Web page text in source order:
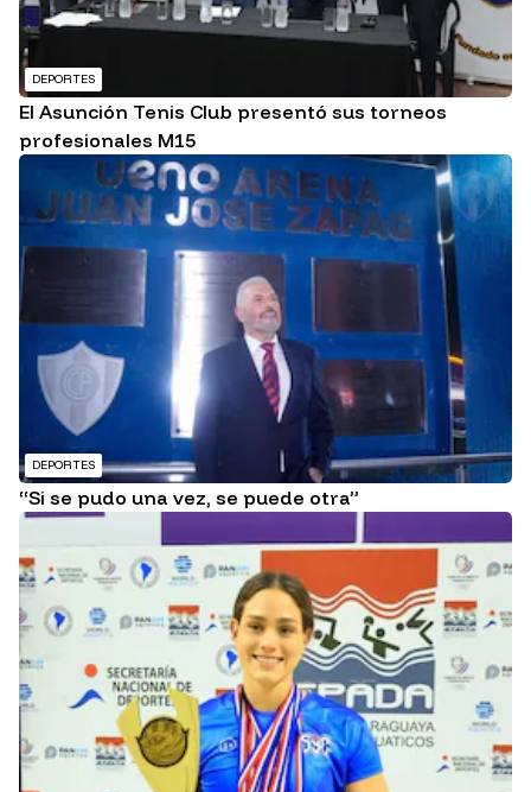
DEPORTES
El Asunción Tenis Club presentó sus torneos
profesionales M15
DEPORTES
“Si se pudo una vez, se puede otra”